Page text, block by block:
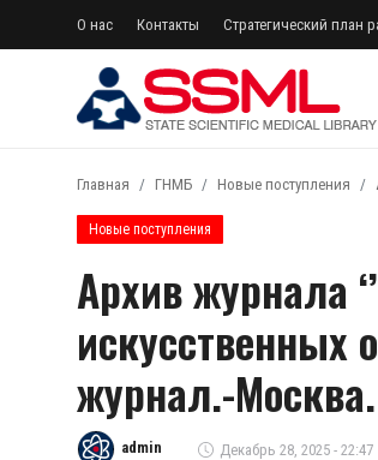
О нас Контакты Стратегический план
регистр
Главная
Архив журналов Узбекистана
Контакты
Главная ГНМБ Новые поступления
Новые поступления
Архив журнала
искусственных
журнал.-Москва.
admin Декабрь 28, 2025 - 22:47